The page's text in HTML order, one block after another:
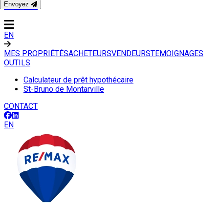
CONTACT
EN
MES PROPRIÉTÉSACHETEURSVENDEURSTEMOIGNAGES
OUTILS
Calculateur de prêt hypothécaire
St-Bruno de Montarville
CONTACT
EN
Envoyez